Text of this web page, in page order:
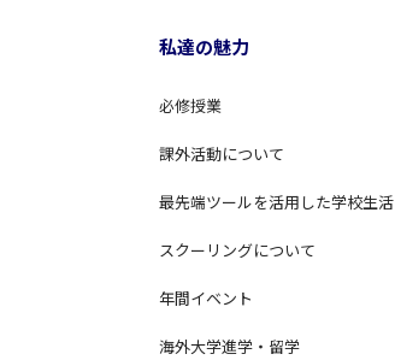
私達の魅力
必修授業
課外活動について
最先端ツールを活用した学校生活
スクーリングについて
年間イベント
海外大学進学・留学